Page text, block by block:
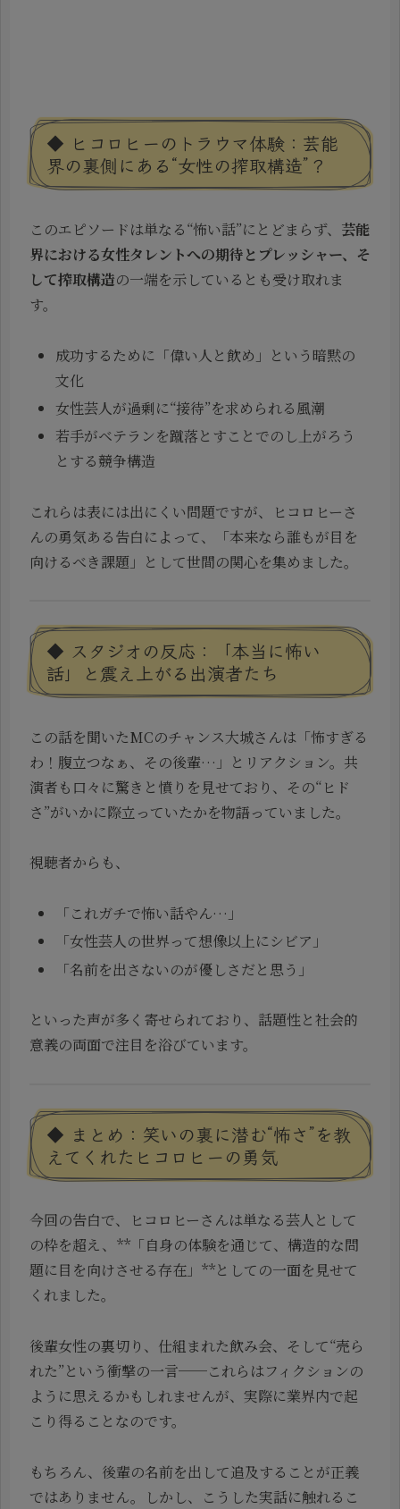
◆ ヒコロヒーのトラウマ体験：芸能
界の裏側にある“女性の搾取構造”？
このエピソードは単なる“怖い話”にとどまらず、 芸能
界における女性タレントへの期待とプレッシャー、そ
して搾取構造の一端を示しているとも受け取れま
す。
成功するために「偉い人と飲め」という暗黙の
文化
女性芸人が過剰に“接待”を求められる風潮
若手がベテランを蹴落とすことでのし上がろう
とする競争構造
これらは表には出にくい問題ですが、ヒコロヒーさ
んの勇気ある告白によって、「本来なら誰もが目を
向けるべき課題」として世間の関心を集めました。
◆ スタジオの反応：「本当に怖い
話」と震え上がる出演者たち
この話を聞いたMCのチャンス大城さんは「怖すぎる
わ！腹立つなぁ、その後輩…」とリアクション。共
演者も口々に驚きと憤りを見せており、その“ヒド
さ”がいかに際立っていたかを物語っていました。
視聴者からも、
「これガチで怖い話やん…」
「女性芸人の世界って想像以上にシビア」
「名前を出さないのが優しさだと思う」
といった声が多く寄せられており、話題性と社会的
意義の両面で注目を浴びています。
◆ まとめ：笑いの裏に潜む“怖さ”を教
えてくれたヒコロヒーの勇気
今回の告白で、ヒコロヒーさんは単なる芸人として
の枠を超え、**「自身の体験を通じて、構造的な問
題に目を向けさせる存在」**としての一面を見せて
くれました。
後輩女性の裏切り、仕組まれた飲み会、そして“売ら
れた”という衝撃の一言──これらはフィクションの
ように思えるかもしれませんが、実際に業界内で起
こり得ることなのです。
もちろん、後輩の名前を出して追及することが正義
ではありません。しかし、こうした実話に触れるこ